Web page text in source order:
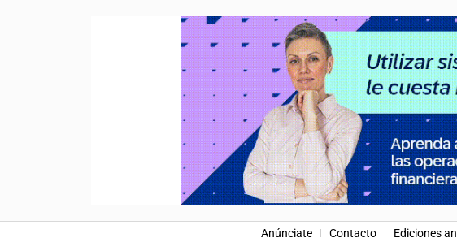
Anúnciate Contacto Ediciones